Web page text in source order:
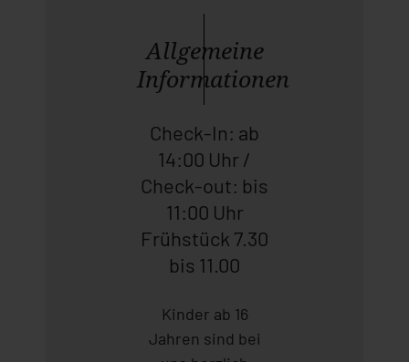
Allgemeine
Informationen
Check-In: ab
14:00 Uhr /
Check-out: bis
11:00 Uhr
Frühstück 7.30
bis 11.00
Kinder ab 16
Jahren sind bei